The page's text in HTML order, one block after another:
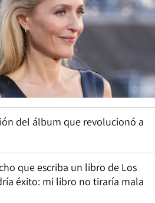
del álbum que revolucionó a
que escriba un libro de Los
éxito: mi libro no tiraría mala